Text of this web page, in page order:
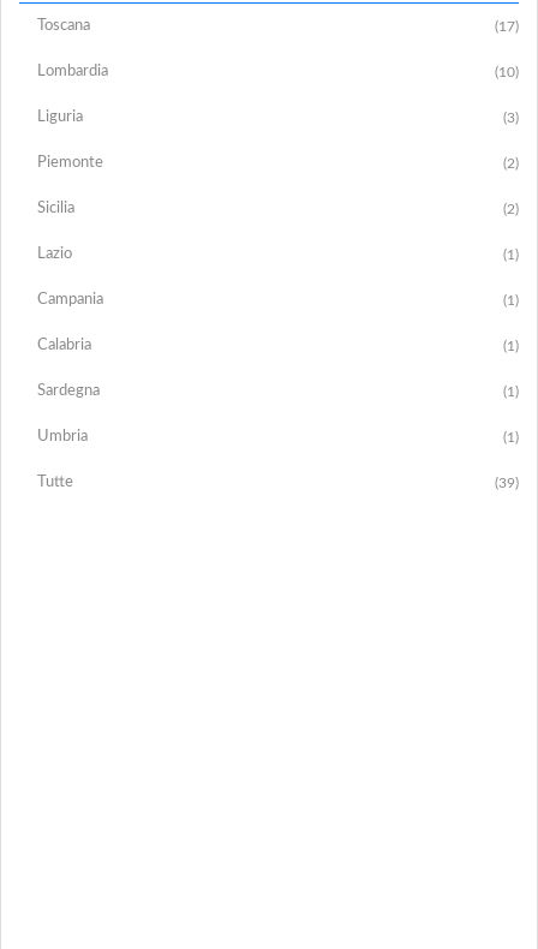
Toscana (17)
Lombardia (10)
Liguria (3)
Piemonte (2)
Sicilia (2)
Lazio (1)
Campania (1)
Calabria (1)
Sardegna (1)
Umbria (1)
Tutte (39)